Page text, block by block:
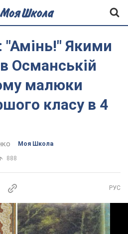
"Амінь!" Якими
Османській
малюки
класу в 4
Моя Школа
888
РУС